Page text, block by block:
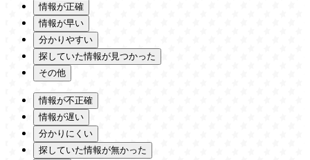
情報が正確
情報が早い
分かりやすい
探していた情報が見つかった
その他
情報が不正確
情報が遅い
分かりにくい
探していた情報が無かった